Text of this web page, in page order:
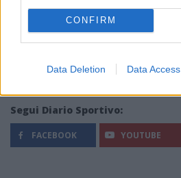
CONFIRM
Data Deletion Data Access
Segui Diario Sportivo:
FACEBOOK YOUTUBE